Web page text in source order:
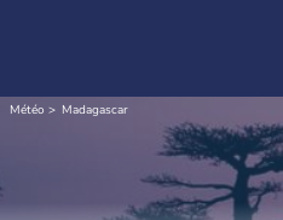
Météo Madagascar